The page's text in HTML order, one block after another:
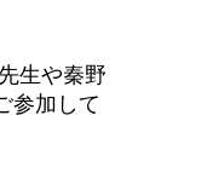
生や秦野
参加して